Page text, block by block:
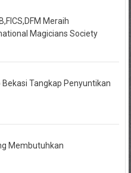
Meraih
Magicians Society
Tangkap Penyuntikan
Membutuhkan